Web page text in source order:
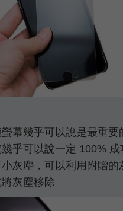
幕幾乎可以說是最重要
乎可以說一定 100% 成
灰塵，可以利用附贈的
灰塵移除